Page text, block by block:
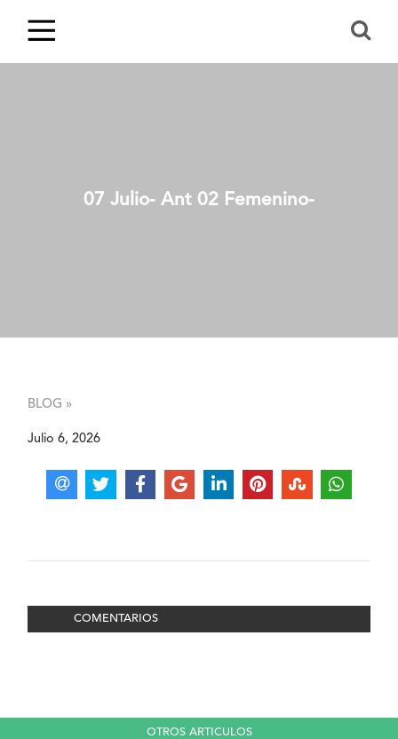
07 Julio- Ant 02 Femenino-
BLOG »
Julio 6, 2026
COMENTARIOS
OTROS ARTICULOS